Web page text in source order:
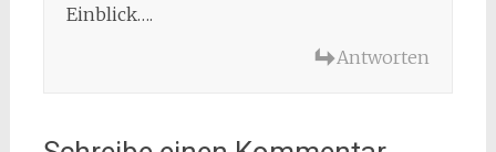
Einblick….
Antworten